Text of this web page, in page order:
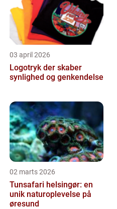
03 april 2026
Logotryk der skaber
synlighed og genkendelse
02 marts 2026
Tunsafari helsingør: en
unik naturoplevelse på
øresund